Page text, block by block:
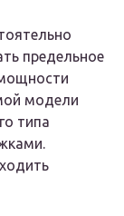
предельное
модели
типа